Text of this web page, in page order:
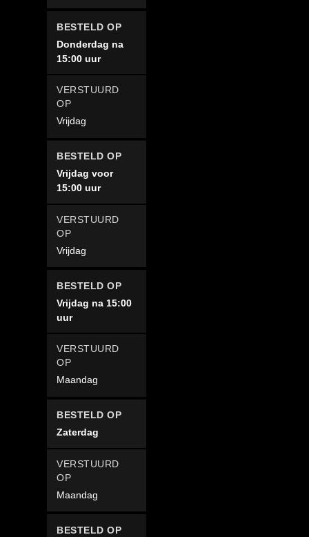
Donderdag na
15:00 uur
Vrijdag
Vrijdag voor
15:00 uur
Vrijdag
Vrijdag na 15:00
uur
Maandag
Zaterdag
Maandag